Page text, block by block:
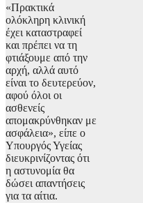
«Πρακτικά
ολόκληρη κλινική
έχει καταστραφεί
και πρέπει να τη
φτιάξουμε από την
αρχή, αλλά αυτό
είναι το δευτερεύον,
αφού όλοι οι
ασθενείς
απομακρύνθηκαν με
ασφάλεια», είπε ο
Υπουργός Υγείας
διευκρινίζοντας ότι
η αστυνομία θα
δώσει απαντήσεις
για τα αίτια.